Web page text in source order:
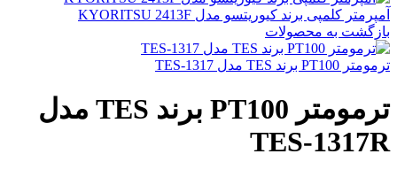
آمپرمتر کلمپی برند کیوریتسو مدل KYORITSU 2413F
بازگشت به محصولات
ترمومتر PT100 برند TES مدل TES-1317
ترمومتر PT100 برند TES مدل
TES-1317R